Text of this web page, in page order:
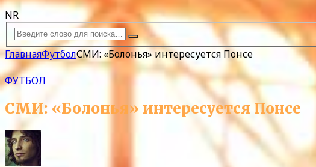
NR
ГлавнаяФутболСМИ: «Болонья» интересуется Понсе
ФУТБОЛ
СМИ: «Болонья» интересуется Понсе